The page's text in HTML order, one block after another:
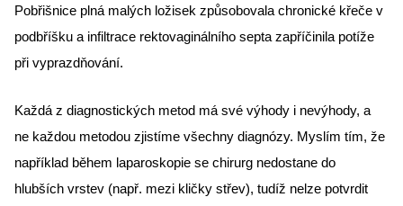
Pobřišnice plná malých ložisek způsobovala chronické křeče v
podbříšku a infiltrace rektovaginálního septa zapříčinila potíže
při vyprazdňování.
Každá z diagnostických metod má své výhody i nevýhody, a
ne každou metodou zjistíme všechny diagnózy. Myslím tím, že
například během laparoskopie se chirurg nedostane do
hlubších vrstev (např. mezi kličky střev), tudíž nelze potvrdit